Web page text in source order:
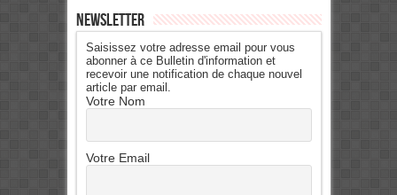
Newsletter
Saisissez votre adresse email pour vous
abonner à ce Bulletin d'information et
recevoir une notification de chaque nouvel
article par email.
Votre Nom
Votre Email